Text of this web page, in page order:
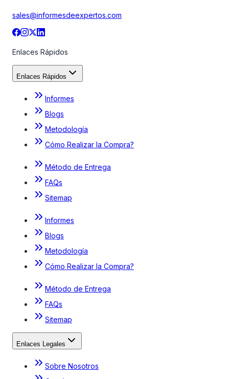
sales@informesdeexpertos.com
Enlaces Rápidos
Enlaces Rápidos
Informes
Blogs
Metodología
Cómo Realizar la Compra?
Método de Entrega
FAQs
Sitemap
Informes
Blogs
Metodología
Cómo Realizar la Compra?
Método de Entrega
FAQs
Sitemap
Enlaces Legales
Sobre Nosotros